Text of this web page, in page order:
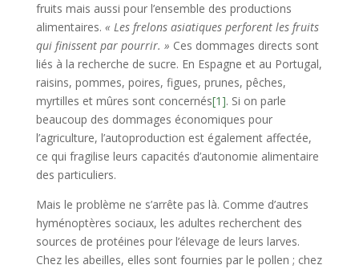
fruits mais aussi pour l’ensemble des productions
alimentaires. « Les frelons asiatiques perforent les fruits
qui finissent par pourrir. » Ces dommages directs sont
liés à la recherche de sucre. En Espagne et au Portugal,
raisins, pommes, poires, figues, prunes, pêches,
myrtilles et mûres sont concernés[1]. Si on parle
beaucoup des dommages économiques pour
l’agriculture, l’autoproduction est également affectée,
ce qui fragilise leurs capacités d’autonomie alimentaire
des particuliers.
Mais le problème ne s’arrête pas là. Comme d’autres
hyménoptères sociaux, les adultes recherchent des
sources de protéines pour l’élevage de leurs larves.
Chez les abeilles, elles sont fournies par le pollen ; chez